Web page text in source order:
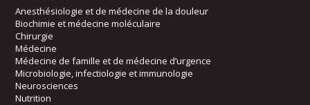
Anesthésiologie et de médecine de la douleur
Biochimie et médecine moléculaire
Chirurgie
Médecine
Médecine de famille et de médecine d’urgence
Microbiologie, infectiologie et immunologie
Neurosciences
Nutrition